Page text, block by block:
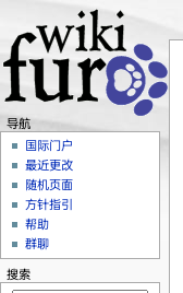
导航
国际门户
最近更改
随机页面
方针指引
帮助
群聊
搜索